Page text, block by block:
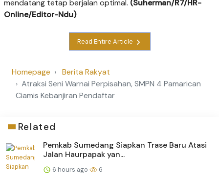
mendatang tetap berjalan optimal. (Suherman/R7/HR-
Online/Editor-Ndu)
Read Entire Article
Homepage
Berita Rakyat
Atraksi Seni Warnai Perpisahan, SMPN 4 Pamarican
Ciamis Kebanjiran Pendaftar
Related
Pemkab Sumedang Siapkan Trase Baru Atasi
Jalan Haurpapak yan...
6 hours ago 6